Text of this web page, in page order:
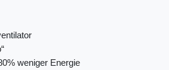
weniger Energie